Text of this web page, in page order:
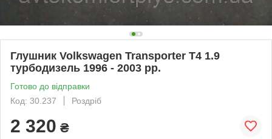
Глушник Volkswagen Transporter T4 1.9
турбодизель 1996 - 2003 рр.
Готово до відправки
Код: 30.237
Роздріб
2 320 ₴